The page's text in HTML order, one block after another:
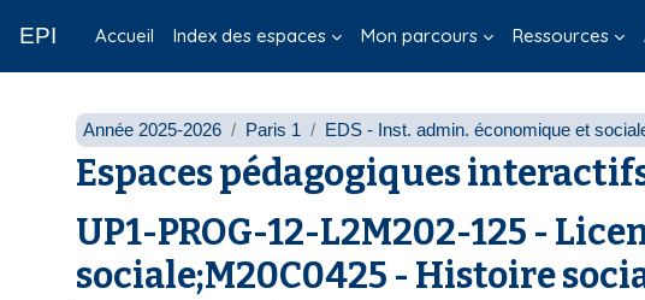
EPI Accueil Index des espaces Mon parcours Ressources
Année 2025-2026 Paris 1 EDS - Inst. admin. économique et
Espaces pédagogiques
UP1-PROG-12-L2M202-125 -
sociale;M20C0425 - Histoire